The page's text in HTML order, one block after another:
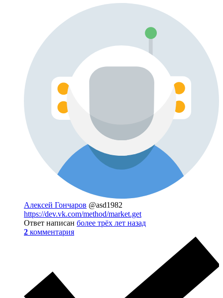
Алексей Гончаров @asd1982
https://dev.vk.com/method/market.get
Ответ написан более трёх лет назад
2 комментария